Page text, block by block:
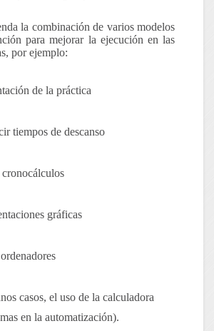
la combinación de varios modelos
para mejorar la ejecución en las
por ejemplo:
de la práctica
tiempos de descanso
gráficas
casos, el uso de la calculadora
en la automatización).